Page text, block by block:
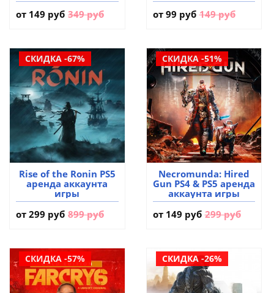
от 149 руб 349 руб
от 99 руб 149 руб
СКИДКА -67%
Rise of the Ronin PS5
аренда аккаунта
игры
от 299 руб 899 руб
СКИДКА -51%
Necromunda: Hired
Gun PS4 & PS5 аренда
аккаунта игры
от 149 руб 299 руб
СКИДКА -57% СКИДКА -26%